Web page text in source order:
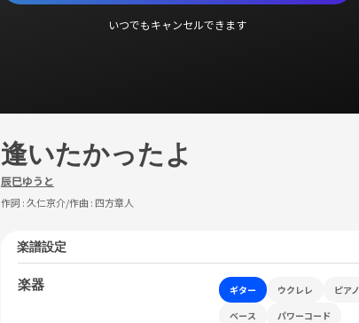
いつでもキャンセルできます
逢いたかったよ
辰巳ゆうと
作詞 :久仁京介/作曲 : 四方章人
楽譜設定
楽器 ギター ウクレレ
ピアノ
ベース
パワーコード